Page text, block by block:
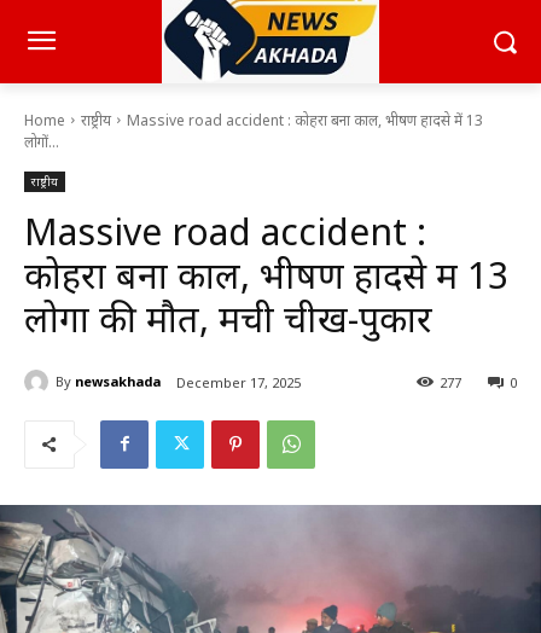
Home राष्ट्रीय
Massive road accident : कोहरा बना काल, भीषण हादसे में 13
लोगों...
राष्ट्रीय
Massive road accident :
कोहरा बना काल, भीषण हादसे में 13
लोगों की मौत, मची चीख-पुकार
By newsakhada December 17, 2025 0
277